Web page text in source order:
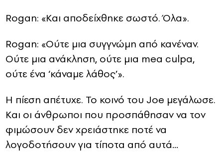
Rogan: «Και αποδείχθηκε σωστό. Όλα».
Rogan: «Ούτε μια συγγνώμη από κανέναν.
Ούτε μια ανάκληση, ούτε μια mea culpa,
ούτε ένα ‘κάναμε λάθος’».
Η πίεση απέτυχε. Το κοινό του Joe μεγάλωσε.
Και οι άνθρωποι που προσπάθησαν να τον
φιμώσουν δεν χρειάστηκε ποτέ να
λογοδοτήσουν για τίποτα από αυτά…